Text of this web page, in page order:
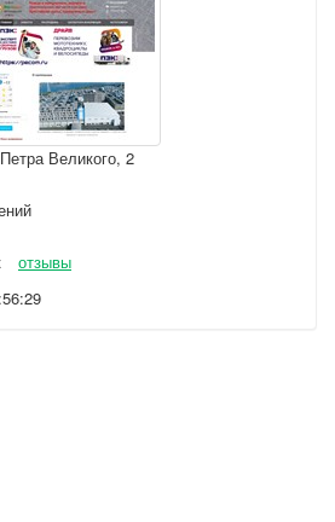
Великого, 2
отзывы